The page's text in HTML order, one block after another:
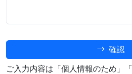
確認
ご入力内容は「個人情報のため」